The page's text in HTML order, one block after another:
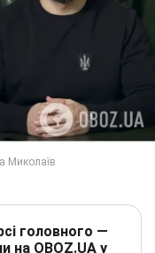
головного —
на OBOZ.UA у